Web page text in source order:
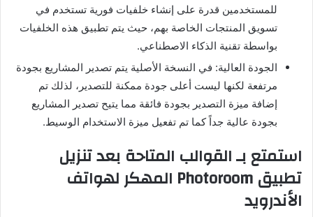
للمستخدمين قدرة على إنشاء خلفيات فورية تستخدم في
تسويق المنتجات الخاصة بهم، حيث يتم تطبيق هذه الخلفيات
بواسطة تقنية الذكاء الاصطناعي.
الجودة العالية: في النسخة الأصلية يتم تصدير المشاريع بجودة
مرتفعة لكنها ليست أعلى جودة ممكنة للتصدير، لذلك تم
إضافة ميزة التصدير بجودة فائقة مما يتيح تصدير المشاريع
بجودة عالية جداً كما تم تفعيل ميزة الاستخدام الوسيط.
استمتع بـ القوالب المتاحة بعد تنزيل
تطبيق Photoroom المهكر لهواتف
الأندرويد